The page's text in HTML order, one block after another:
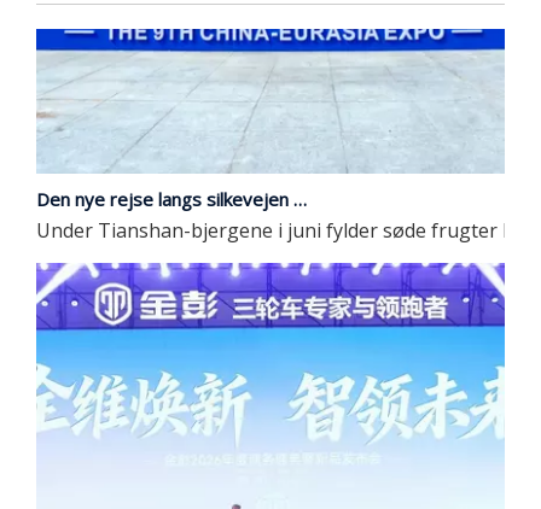
Under Tianshan-bjergene i juni fylder søde frugter